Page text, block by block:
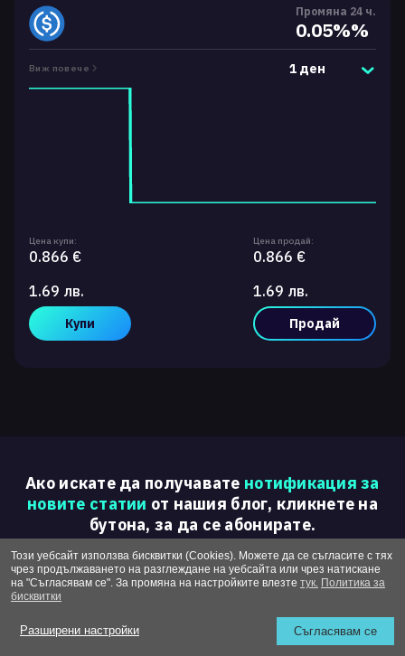
Промяна 24 ч.
0.05%%
Виж повече 1 ден
Цена купи:
0.866 €
1.69 лв.
Купи
Цена продай:
0.866 €
1.69 лв.
Продай
Ако искате да получавате нотификация за
новите статии от нашия блог, кликнете на
бутона, за да се абонирате.
Абонирай се
Този уебсайт използва бисквитки (Cookies). Можете да се съгласите с тях
чрез продължаването на разглеждане на уебсайта или чрез натискане
на "Съгласявам се". За промяна на настройките влезте тук. Политика за
бисквитки
Съгласявам се
Разширени настройки